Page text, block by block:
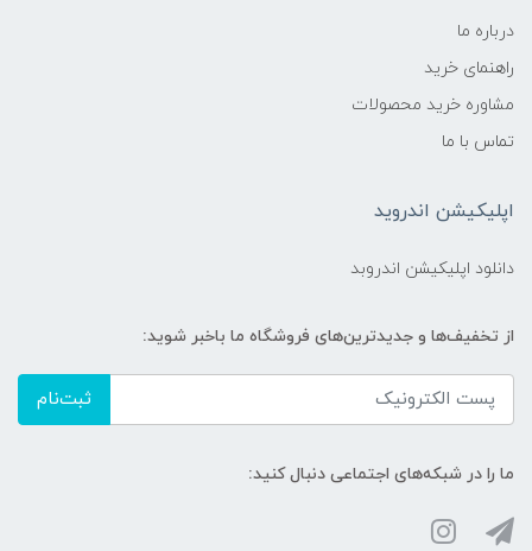
درباره ما
راهنمای خرید
مشاوره خرید محصولات
تماس با ما
اپلیکیشن اندروید
دانلود اپلیکیشن اندروبد
از تخفیف‌ها و جدیدترین‌های فروشگاه ما باخبر شوید:
ثبت‌نام
ما را در شبکه‌های اجتماعی دنبال کنید: